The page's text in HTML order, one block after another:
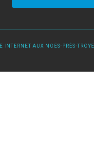
AUX NOËS-PRÈS-